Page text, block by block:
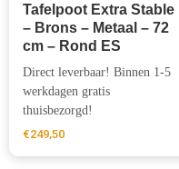
Tafelpoot Extra Stable
– Brons – Metaal – 72
cm – Rond ES
Direct leverbaar! Binnen 1-5
werkdagen gratis
thuisbezorgd!
€249,50